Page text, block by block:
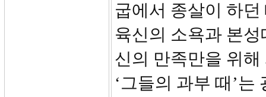
굽에서 종살이 하
육신의 소욕과 본
신의 만족만을 위
‘그들의 과부 때’